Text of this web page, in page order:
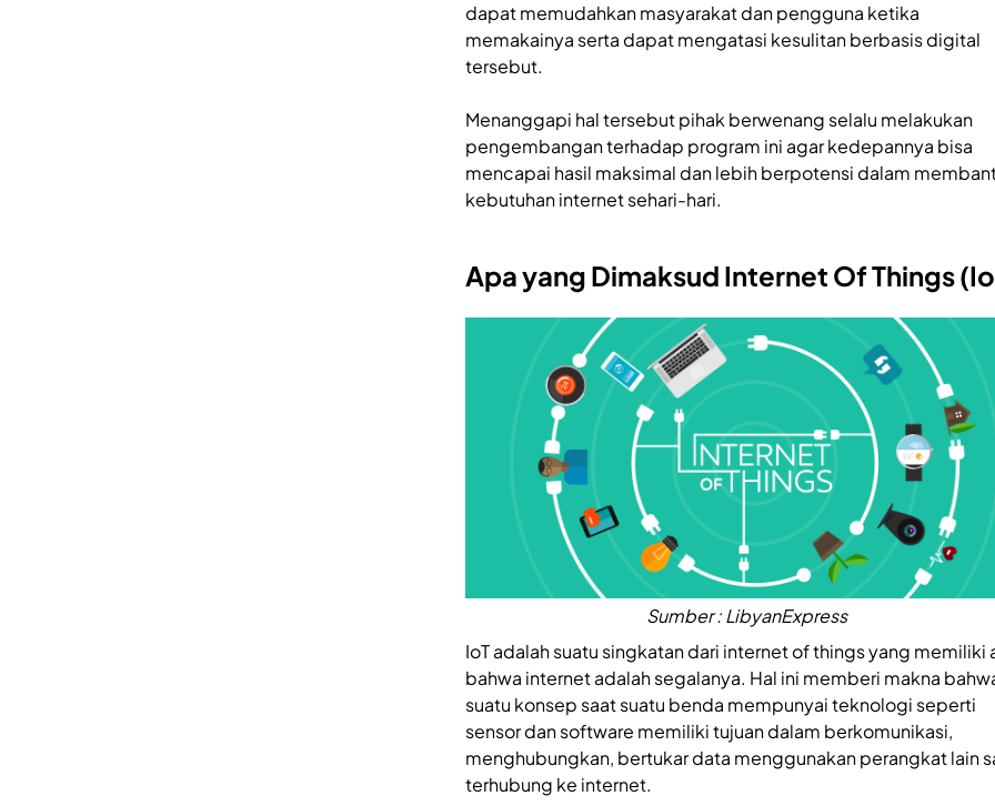
dapat memudahkan masyarakat dan pengguna ketika
memakainya serta dapat mengatasi kesulitan berbasis digital
tersebut.
Menanggapi hal tersebut pihak berwenang selalu melakukan
pengembangan terhadap program ini agar kedepannya bisa
mencapai hasil maksimal dan lebih berpotensi dalam
kebutuhan internet sehari-hari.
Apa yang Dimaksud Internet Of Things
Sumber : LibyanExpress
IoT adalah suatu singkatan dari internet of things yang memiliki
bahwa internet adalah segalanya. Hal ini memberi makna
suatu konsep saat suatu benda mempunyai teknologi seperti
sensor dan software memiliki tujuan dalam berkomunikasi,
menghubungkan, bertukar data menggunakan perangkat lain
terhubung ke internet.